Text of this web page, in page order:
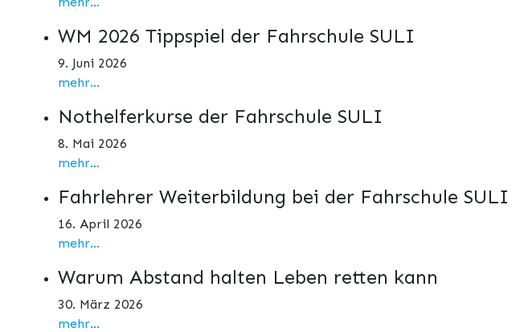
WM 2026 Tippspiel der Fahrschule SULI
9. Juni 2026
mehr...
Nothelferkurse der Fahrschule SULI
8. Mai 2026
mehr...
Fahrlehrer Weiterbildung bei der Fahrschule SULI
16. April 2026
mehr...
Warum Abstand halten Leben retten kann
30. März 2026
mehr...